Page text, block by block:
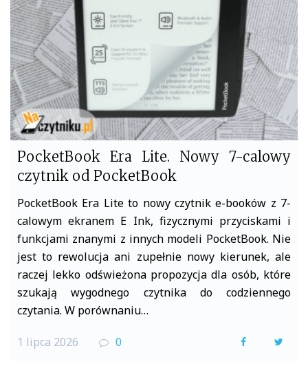
PocketBook Era Lite. Nowy 7-calowy
czytnik od PocketBook
PocketBook Era Lite to nowy czytnik e-booków z 7-
calowym ekranem E Ink, fizycznymi przyciskami i
funkcjami znanymi z innych modeli PocketBook. Nie
jest to rewolucja ani zupełnie nowy kierunek, ale
raczej lekko odświeżona propozycja dla osób, które
szukają wygodnego czytnika do codziennego
czytania. W porównaniu…
1 lipca 2026 0
F